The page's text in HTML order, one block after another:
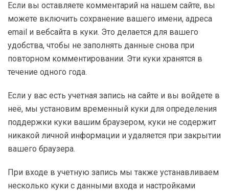
Если вы оставляете комментарий на нашем сайте, вы
можете включить сохранение вашего имени, адреса
email и вебсайта в куки. Это делается для вашего
удобства, чтобы не заполнять данные снова при
повторном комментировании. Эти куки хранятся в
течение одного года.
Если у вас есть учетная запись на сайте и вы войдете в
неё, мы установим временный куки для определения
поддержки куки вашим браузером, куки не содержит
никакой личной информации и удаляется при закрытии
вашего браузера.
При входе в учетную запись мы также устанавливаем
несколько куки с данными входа и настройками